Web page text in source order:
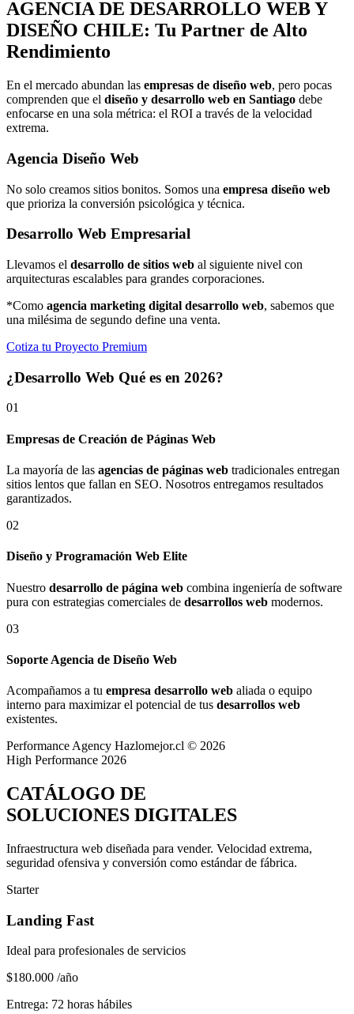
AGENCIA DE DESARROLLO WEB Y
DISEÑO CHILE: Tu Partner de Alto
Rendimiento
En el mercado abundan las empresas de diseño web, pero pocas
comprenden que el diseño y desarrollo web en Santiago debe
enfocarse en una sola métrica: el ROI a través de la velocidad
extrema.
Agencia Diseño Web
No solo creamos sitios bonitos. Somos una empresa diseño web
que prioriza la conversión psicológica y técnica.
Desarrollo Web Empresarial
Llevamos el desarrollo de sitios web al siguiente nivel con
arquitecturas escalables para grandes corporaciones.
*Como agencia marketing digital desarrollo web, sabemos que
una milésima de segundo define una venta.
Cotiza tu Proyecto Premium
¿Desarrollo Web Qué es en 2026?
01
Empresas de Creación de Páginas Web
La mayoría de las agencias de páginas web tradicionales entregan
sitios lentos que fallan en SEO. Nosotros entregamos resultados
garantizados.
02
Diseño y Programación Web Elite
Nuestro desarrollo de página web combina ingeniería de software
pura con estrategias comerciales de desarrollos web modernos.
03
Soporte Agencia de Diseño Web
Acompañamos a tu empresa desarrollo web aliada o equipo
interno para maximizar el potencial de tus desarrollos web
existentes.
Performance Agency Hazlomejor.cl © 2026
High Performance 2026
CATÁLOGO DE
SOLUCIONES DIGITALES
Infraestructura web diseñada para vender. Velocidad extrema,
seguridad ofensiva y conversión como estándar de fábrica.
Starter
Landing Fast
Ideal para profesionales de servicios
$180.000 /año
Entrega: 72 horas hábiles